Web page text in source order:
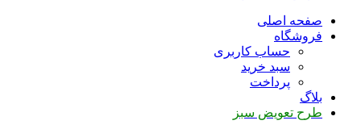
صفحه اصلی
فروشگاه
حساب کاربری
سبد خرید
پرداخت
بلاگ
طرح تعویض سبز